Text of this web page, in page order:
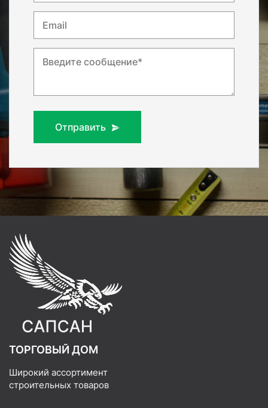
Email
Введите сообщение*
Отправить
ТОРГОВЫЙ ДОМ
Широкий ассортимент
строительных товаров